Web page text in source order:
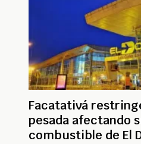
Facatativá
pesada afectando
combustible de El